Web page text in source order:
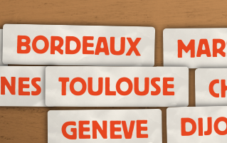
BORDEAUX
TOULOUSE
GENEVE